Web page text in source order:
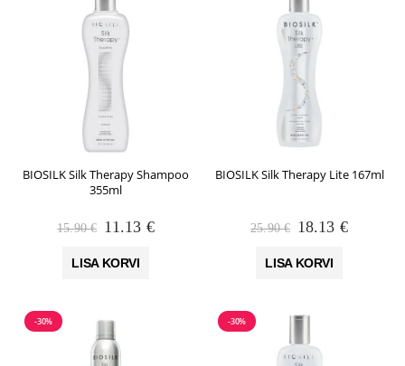
BIOSILK Silk Therapy Shampoo
355ml
15.90€ Algne
oli:
11.13 €Praegune
LISA KORVI
BIOSILK Silk Therapy Lite 167ml
25.90€ Algne
oli:
18.13 €
LISA KORVI
-30% -30%